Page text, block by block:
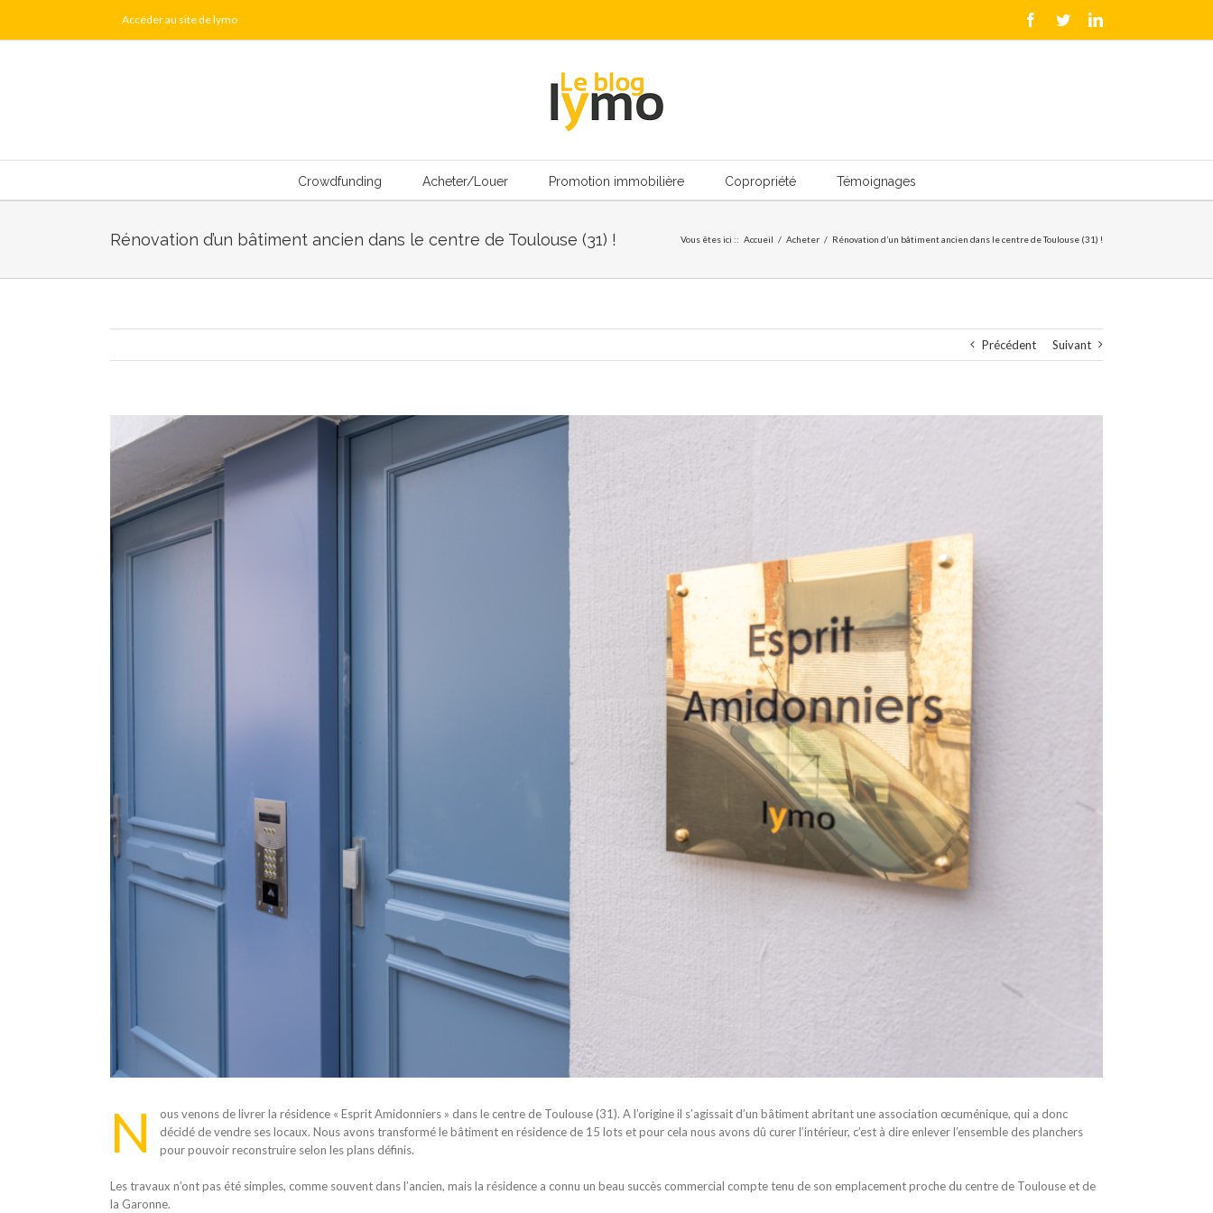
content
Accéder au site de lymo Facebook
TwitterLinkedIn
Crowdfunding Acheter/Louer Promotion immobilière Copropriété Témoignages
Rénovation d’un bâtiment ancien dans le centre de Toulouse (31) ! Vous êtes ici :: Accueil / Acheter / Rénovation d’un bâtiment ancien dans le centre de Toulouse (31) !
Précédent Suivant
l'image
N
ous venons de livrer la résidence « Esprit Amidonniers » dans le centre de Toulouse (31). A l’origine il s’agissait d’un bâtiment abritant une association œcuménique, qui a donc
décidé de vendre ses locaux. Nous avons transformé le bâtiment en résidence de 15 lots et pour cela nous avons dû curer l’intérieur, c’est à dire enlever l’ensemble des planchers
pour pouvoir reconstruire selon les plans définis.
Les travaux n’ont pas été simples, comme souvent dans l’ancien, mais la résidence a connu un beau succès commercial compte tenu de son emplacement proche du centre de Toulouse et de
la Garonne.